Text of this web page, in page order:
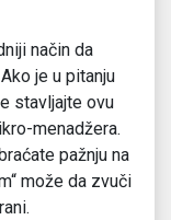
način da
je u pitanju
stavljajte ovu
menadžera.
pažnju na
može da zvuči